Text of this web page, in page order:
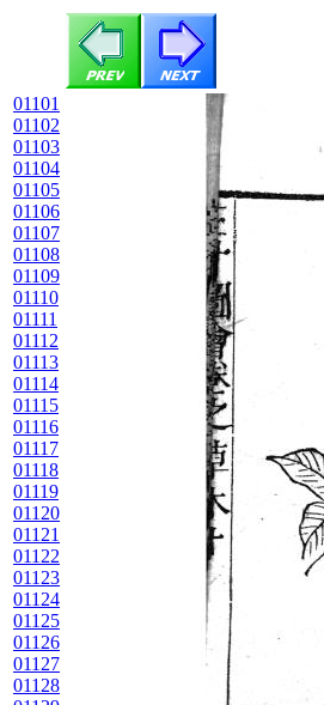
01101
01102
01103
01104
01105
01106
01107
01108
01109
01110
01111
01112
01113
01114
01115
01116
01117
01118
01119
01120
01121
01122
01123
01124
01125
01126
01127
01128